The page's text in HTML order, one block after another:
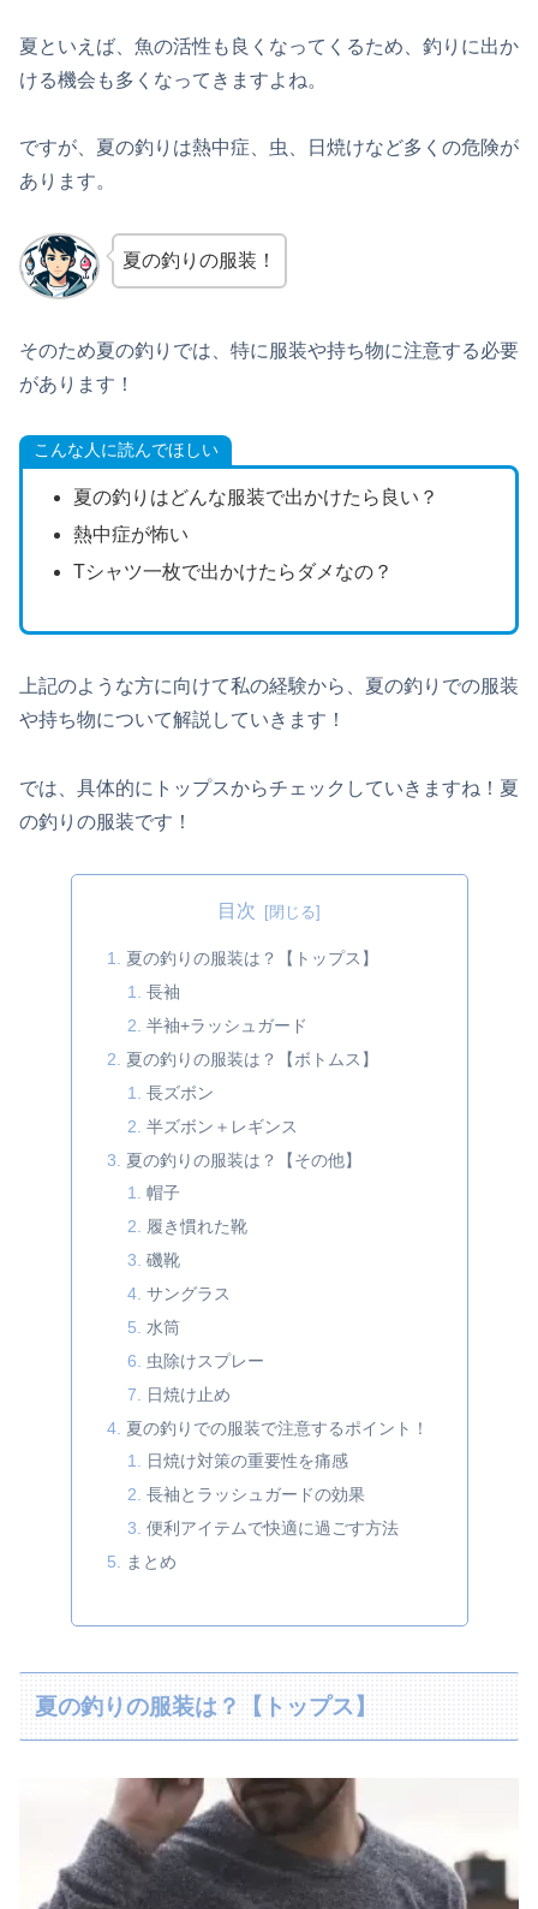
夏といえば、魚の活性も良くなってくるため、釣りに出か
ける機会も多くなってきますよね。
ですが、夏の釣りは熱中症、虫、日焼けなど多くの危険が
あります。
夏の釣りの服装！
そのため夏の釣りでは、特に服装や持ち物に注意する必要
があります！
こんな人に読んでほしい
夏の釣りはどんな服装で出かけたら良い？
熱中症が怖い
Tシャツ一枚で出かけたらダメなの？
上記のような方に向けて私の経験から、夏の釣りでの服装
や持ち物について解説していきます！
では、具体的にトップスからチェックしていきますね！夏
の釣りの服装です！
目次
夏の釣りの服装は？【トップス】
長袖
半袖+ラッシュガード
夏の釣りの服装は？【ボトムス】
長ズボン
半ズボン＋レギンス
夏の釣りの服装は？【その他】
帽子
履き慣れた靴
磯靴
サングラス
水筒
虫除けスプレー
日焼け止め
夏の釣りでの服装で注意するポイント！
日焼け対策の重要性を痛感
長袖とラッシュガードの効果
便利アイテムで快適に過ごす方法
まとめ
夏の釣りの服装は？【トップス】